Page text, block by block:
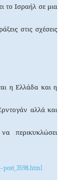
το Ισραήλ σε μια
στις σχέσεις
η Ελλάδα και η
αλλά και
περικυκλώσει
–post _3598.html